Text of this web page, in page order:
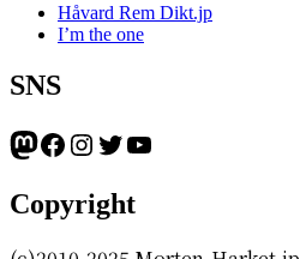
Håvard Rem Dikt.jp
I’m the one
SNS
Mastodon
Facebook
Instagram
Twitter
YouTube
Copyright